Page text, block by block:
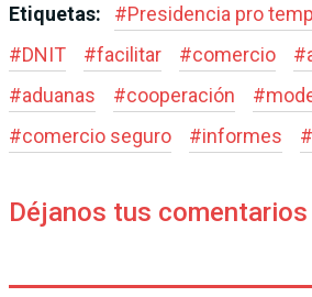
Etiquetas: #Presidencia pro
#DNIT #facilitar #comercio #
#aduanas #cooperación #
#comercio seguro #informes #
Déjanos tus comentarios